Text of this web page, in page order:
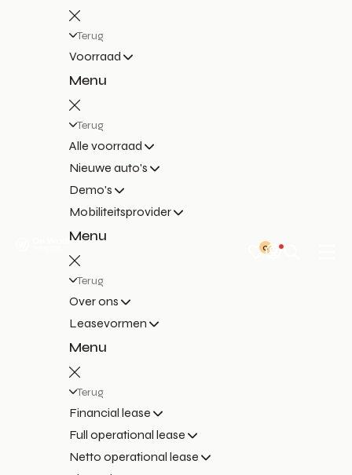
Terug
Voorraad
Menu
Terug
Alle voorraad
Nieuwe auto's
Demo's
Mobiliteitsprovider
Menu
Terug
Over ons
Leasevormen
Menu
Terug
Financial lease
Full operational lease
Netto operational lease
0